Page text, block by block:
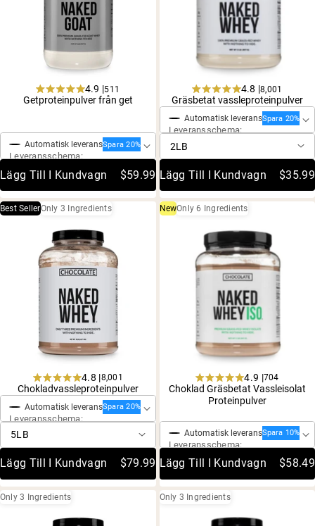
Rated
4.9
of
5
stars
4.9 |511
Getproteinpulver från get
Automatisk leveransSpara 20%
Leveransschema:
Lägg Till I Kundvagn $59.99
Rated
4.8
out
of
4.8 |8,001
Gräsbetat vassleproteinpulver
Engångsköp
Automatisk leveransSpara 20%
Leveransschema:
Lägg Till I Kundvagn $35.99
Best SellerOnly 3 Ingredients
Rated
4.8
out
of
4.8 |8,001
Chokladvassleproteinpulver
Engångsköp
Automatisk leveransSpara 20%
Leveransschema:
Lägg Till I Kundvagn $79.99
NewOnly 6 Ingredients
Rated
4.9
out
of
5
stars
4.9 |704
Choklad Gräsbetat Vassleisolat
Proteinpulver
Engångsköp
Automatisk leveransSpara 10%
Leveransschema:
Lägg Till I Kundvagn $58.49
Only 3 Ingredients Only 3 Ingredients